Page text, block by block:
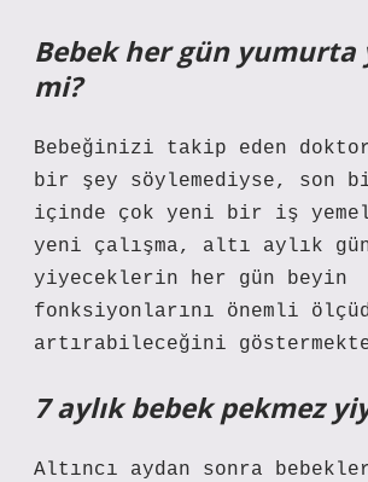
Bebek her gün yumurta
mi?
Bebeğinizi takip eden
bir şey söylemediyse, son
içinde çok yeni bir iş
yeni çalışma, altı aylık
yiyeceklerin her gün beyin
fonksiyonlarını önemli
artırabileceğini
7 aylık bebek pekmez
Altıncı aydan sonra